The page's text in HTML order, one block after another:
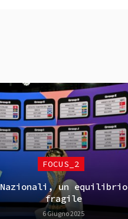
FOCUS_2
Nazionali, un equilibrio
fragile
6 Giugno 2025